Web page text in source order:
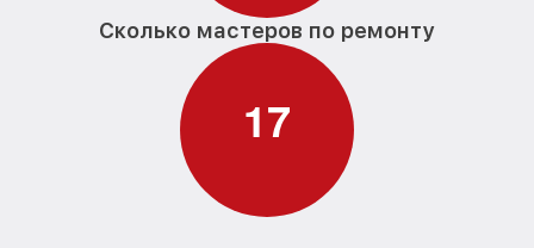
Сколько мастеров по ремонту
17